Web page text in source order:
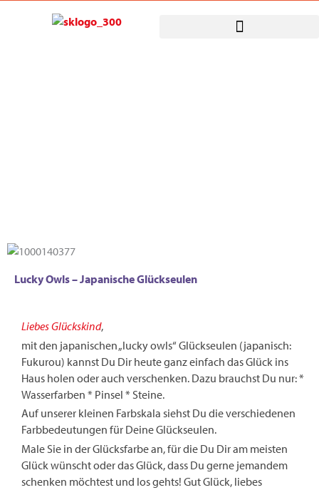
Lucky Owls – Japanische Glückseulen
Liebes Glückskind,
mit den japanischen „lucky owls“ Glückseulen (japanisch:
Fukurou) kannst Du Dir heute ganz einfach das Glück ins
Haus holen oder auch verschenken. Dazu brauchst Du nur: *
Wasserfarben * Pinsel * Steine.
Auf unserer kleinen Farbskala siehst Du die verschiedenen
Farbbedeutungen für Deine Glückseulen.
Male Sie in der Glücksfarbe an, für die Du Dir am meisten
Glück wünscht oder das Glück, dass Du gerne jemandem
schenken möchtest und los gehts! Gut Glück, liebes